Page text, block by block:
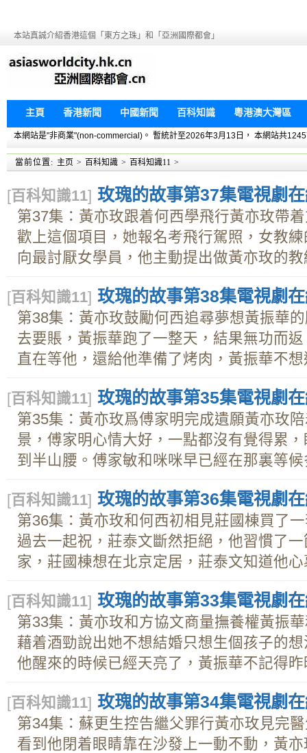
本站真誠介紹香港這個「東方之珠」和「亞洲國際都會」
主頁 香港新聞 中國新聞 百科知識 粵港澳大灣區
本網站是"非商業"(non-commercial)。 暫統計至2026年3月13日， 本網站共
當前位置: 主页 > 百科知識 > 百科知識11 >
[百科知識11] 玫瑰的故事第37集電視劇
第37集：黃亦玫跟着何西學飛行黃亦玫帶
歡上這個項目，她報名考飛行駕照，女教
向最討厭女學員，他主動提出做黃亦玫的教
[百科知識11] 玫瑰的故事第38集電視劇
第38集：黃亦玫鼓勵何西追尋夢想黃振華
去要賬，黃振華跑了一整天，結果無功而
直在等他，還給他準備了烤肉，黃振華不想
[百科知識11] 玫瑰的故事第35集電視劇
第35集：黃亦玫爲傅家明完成遺願黃亦玫
景，傅家明心情大好，一點都沒有覺得累
到半山腰。傅家敏和咪咪早已經在那裏等
[百科知識11] 玫瑰的故事第36集電視劇
第36集：黃亦玫和何西初相見莊國棟買了
過去一起祝，莊泰文斷然拒絕，他習慣了
家，莊國棟想在北京定居，莊泰文知道他
[百科知識11] 玫瑰的故事第33集電視劇
第33集：黃亦玫和方協文商量撫養權黃振
藉着酒勁說出她不想結婚只想生個孩子的
他醒來的時候已經天亮了，黃振華不記得昨
[百科知識11] 玫瑰的故事第34集電視劇
第34集：蘇更生控告繼父罪行黃亦玫見完
看到他閉着眼睛靠在沙發上一動不動，黃